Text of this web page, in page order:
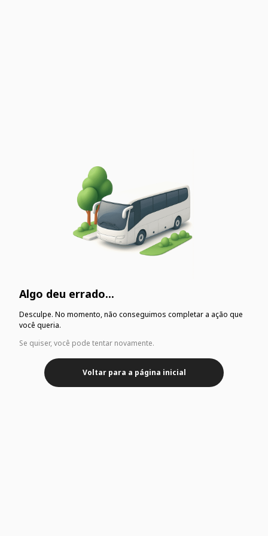
Algo deu errado...
Desculpe. No momento, não conseguimos completar a ação que
você queria.
Se quiser, você pode tentar novamente.
Voltar para a página inicial